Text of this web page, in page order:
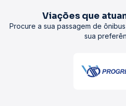
Viações que
Procure a sua passagem de
sua